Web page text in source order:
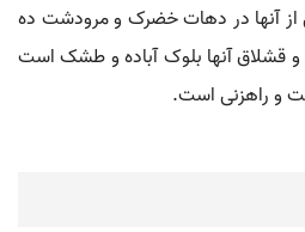
ص 81 ). برخی از آنها در دهات خضرک و مرودشت ده
قشلاق آنها بلوک آباده و طشک است
و راهزنی است.